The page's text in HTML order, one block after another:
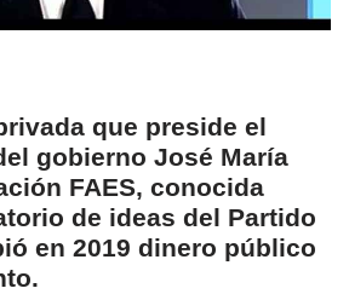
que preside el
gobierno José María
FAES, conocida
de ideas del Partido
en 2019 dinero público